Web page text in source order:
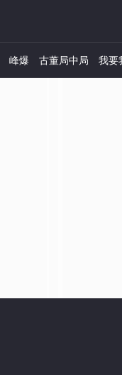
峰爆 古董局中局 我要